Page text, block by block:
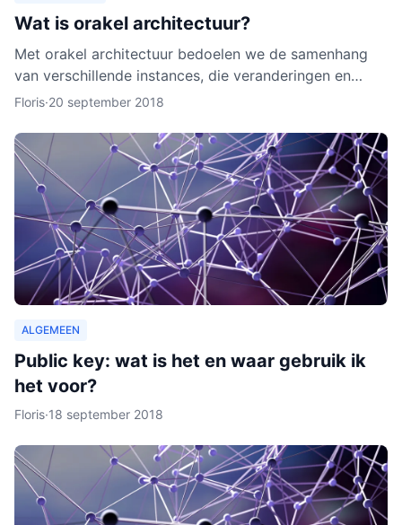
Wat is orakel architectuur?
Met orakel architectuur bedoelen we de samenhang
van verschillende instances, die veranderingen en
activiteiten in het netwerk noteren. Een orakel is erg
Floris·20 september 2018
ALGEMEEN
Public key: wat is het en waar gebruik ik
het voor?
Floris·18 september 2018